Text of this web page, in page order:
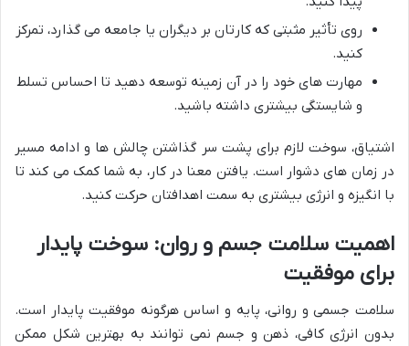
روی تأثیر مثبتی که کارتان بر دیگران یا جامعه می گذارد، تمرکز
کنید.
مهارت های خود را در آن زمینه توسعه دهید تا احساس تسلط
و شایستگی بیشتری داشته باشید.
اشتیاق، سوخت لازم برای پشت سر گذاشتن چالش ها و ادامه مسیر
در زمان های دشوار است. یافتن معنا در کار، به شما کمک می کند تا
با انگیزه و انرژی بیشتری به سمت اهدافتان حرکت کنید.
اهمیت سلامت جسم و روان: سوخت پایدار
برای موفقیت
سلامت جسمی و روانی، پایه و اساس هرگونه موفقیت پایدار است.
بدون انرژی کافی، ذهن و جسم نمی توانند به بهترین شکل ممکن